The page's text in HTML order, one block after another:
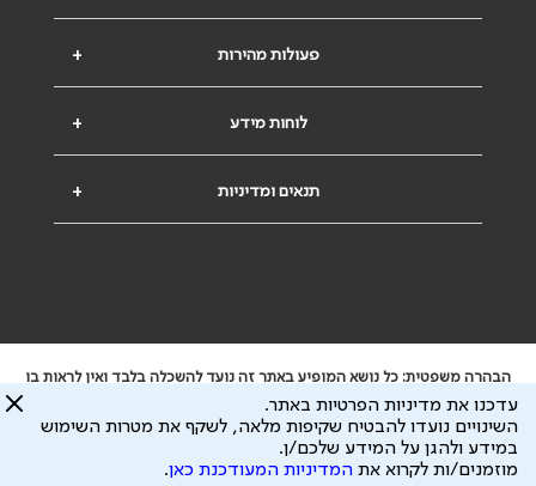
+ פעולות מהירות
+ לוחות מידע
+ תנאים ומדיניות
הבהרה משפטית: כל נושא המופיע באתר זה נועד להשכלה בלבד ואין לראות בו
ייעוץ רפואי או משפטי. אין הר"י אחראית לתוכן המתפרסם באתר זה ולכל נזק
שעלול להיגרם.
ידוע לי שהר"י אוספת ושומרת מידע אישי לצורך מתן השרות וכי חלק ממנו עשוי
להיות מועבר לצדדים שלישיים, הכל בכפוף למדיניות הפרטיות
עדכנו את מדיניות הפרטיות באתר.
השינויים נועדו להבטיח שקיפות מלאה, לשקף את מטרות השימוש
במידע ולהגן על המידע שלכם/ן.
מוזמנים/ות לקרוא את המדיניות המעודכנת כאן.